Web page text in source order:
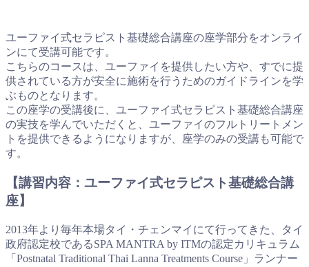
ユーファイ式セラピスト基礎総合講座の座学部分をオンライ
ンにて受講可能です。
こちらのコースは、ユーファイを提供したい方や、すでに提
供されている方が安全に施術を行うためのガイドラインを学
ぶものとなります。
この座学の受講後に、ユーファイ式セラピスト基礎総合講座
の実技を学んでいただくと、ユーファイのフルトリートメン
トを提供できるようになりますが、座学のみの受講も可能で
す。
【講習内容：ユーファイ式セラピスト基礎総合講
座】
2013年より毎年本場タイ・チェンマイにて行ってきた、タイ
政府認定校であるSPA MANTRA by ITMの認定カリキュラム
「Postnatal Traditional Thai Lanna Treatments Course」ランナー